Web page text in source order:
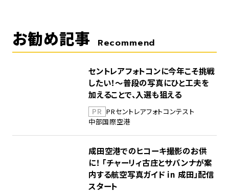
お勧め記事 Recommend
セントレアフォトコンに今年こそ挑戦
したい！～普段の写真にひと工夫を
加えることで、入選も狙える
PR PRセントレアフォトコンテスト
中部国際空港
成田空港でのヒコーキ撮影のお供
に！ 「チャーリィ古庄とサバンナが案
内する航空写真ガイド in 成田」配信
スタート